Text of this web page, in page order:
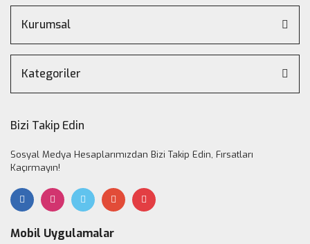
Kurumsal
Kategoriler
Bizi Takip Edin
Sosyal Medya Hesaplarımızdan Bizi Takip Edin, Fırsatları
Kaçırmayın!
Mobil Uygulamalar